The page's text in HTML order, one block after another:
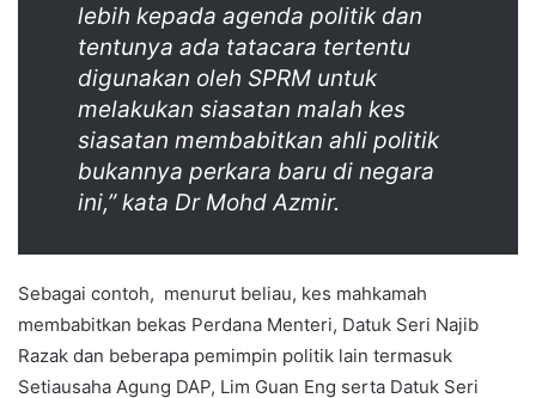
lebih kepada agenda politik dan
tentunya ada tatacara tertentu
digunakan oleh SPRM untuk
melakukan siasatan malah kes
siasatan membabitkan ahli politik
bukannya perkara baru di negara
ini,” kata Dr Mohd Azmir.
Sebagai contoh, menurut beliau, kes mahkamah
membabitkan bekas Perdana Menteri, Datuk Seri Najib
Razak dan beberapa pemimpin politik lain termasuk
Setiausaha Agung DAP, Lim Guan Eng serta Datuk Seri